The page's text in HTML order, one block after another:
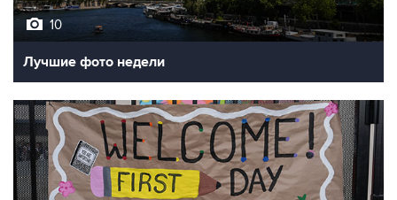
10
Лучшие фото недели